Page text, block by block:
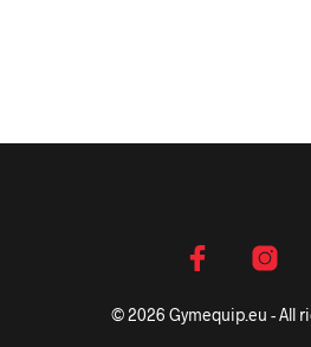
© 2026 Gymequip.eu - All